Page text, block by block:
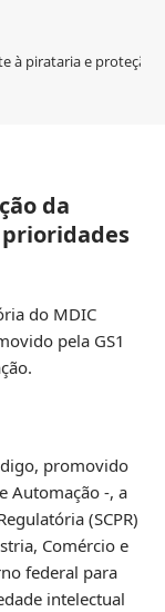
à pirataria e proteção
da
do MDIC
pela GS1
promovido
Automação -, a
(SCPR)
Comércio e
federal para
intelectual